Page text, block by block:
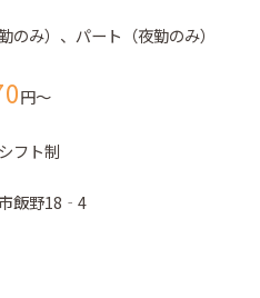
のみ）、パート（夜勤のみ）
円〜
フト制
飯野18‐4